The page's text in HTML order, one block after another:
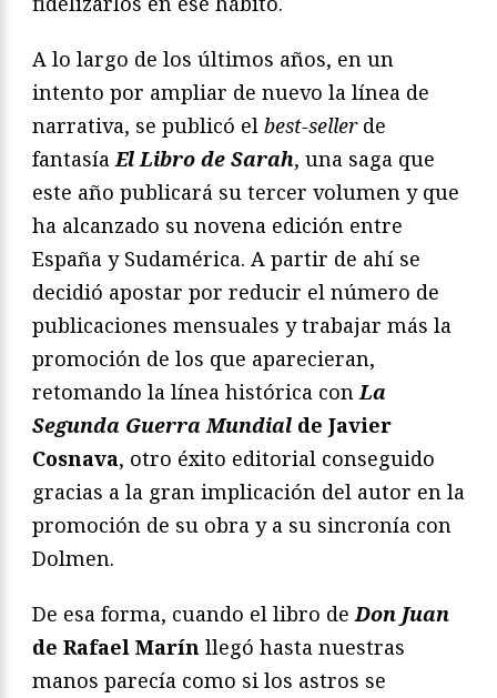
A lo largo de los últimos años, en un
intento por ampliar de nuevo la línea de
narrativa, se publicó el best-sellerde
fantasíaEl Libro de Sarah, una saga que
este año publicará su tercer volumen y que
ha alcanzado su novena edición entre
España y Sudamérica. A partir de ahí se
decidió apostar por reducir el número de
publicaciones mensuales y trabajar más la
promoción de los que aparecieran,
retomando la línea histórica conLa
Segunda Guerra Mundial de Javier
Cosnava, otro éxito editorial conseguido
gracias a la gran implicación del autor en la
promoción de su obra y a su sincronía con
Dolmen.
De esa forma, cuando el libro deDon Juan
de Rafael Marín llegó hasta nuestras
manos parecía como si los astros se